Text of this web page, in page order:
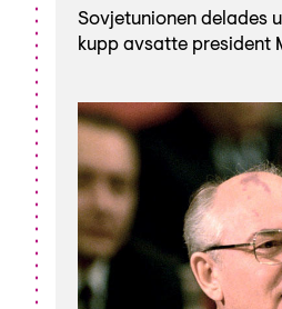
Sovjetunionen delades
kupp avsatte president